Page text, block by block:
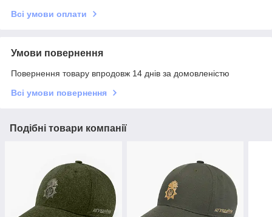
Всі умови оплати
Умови повернення
Повернення товару впродовж 14 днів за домовленістю
Всі умови повернення
Подібні товари компанії